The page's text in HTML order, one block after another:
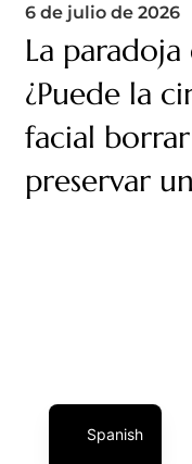
6 de julio de 2026
La
¿Puede la
facial
preservar
Spanish